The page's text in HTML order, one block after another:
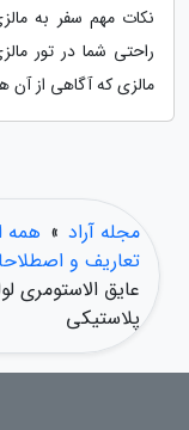
نکات مهم سفر به
راحتی شما در تور
مالزی که آگاهی از آن
مجله آراد » همه
تعاریف و
عایق الاستومری
پلاستیکی